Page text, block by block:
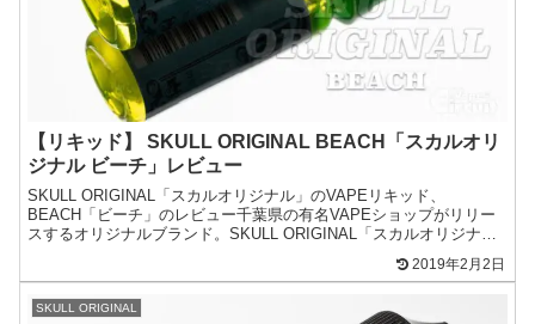
【リキッド】 SKULL ORIGINAL BEACH「スカルオリ
ジナル ビーチ」レビュー
SKULL ORIGINAL「スカルオリジナル」のVAPEリキッド、
BEACH「ビーチ」のレビュー千葉県の有名VAPEショップがリリー
スするオリジナルブランド。SKULL ORIGINAL「スカルオリジナ
2019年2月2日
SKULL ORIGINAL